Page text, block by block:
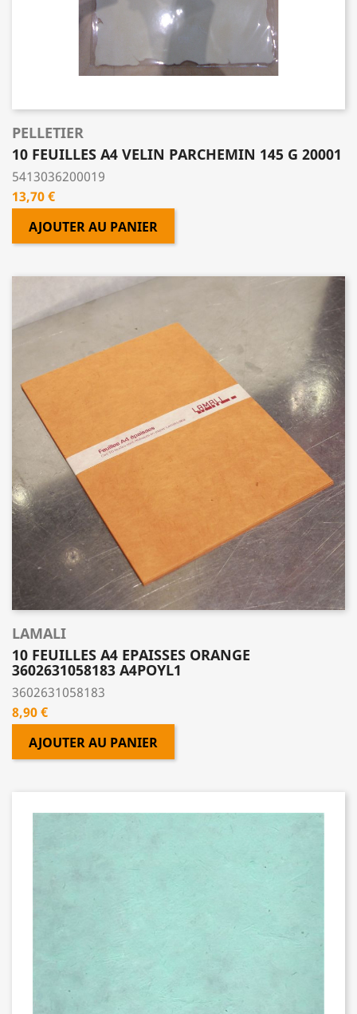
PELLETIER
10 FEUILLES A4 VELIN PARCHEMIN 145 G 20001
5413036200019
Prix
13,70 €
AJOUTER AU PANIER
LAMALI
10 FEUILLES A4 EPAISSES ORANGE
3602631058183 A4POYL1
3602631058183
Prix
8,90 €
AJOUTER AU PANIER